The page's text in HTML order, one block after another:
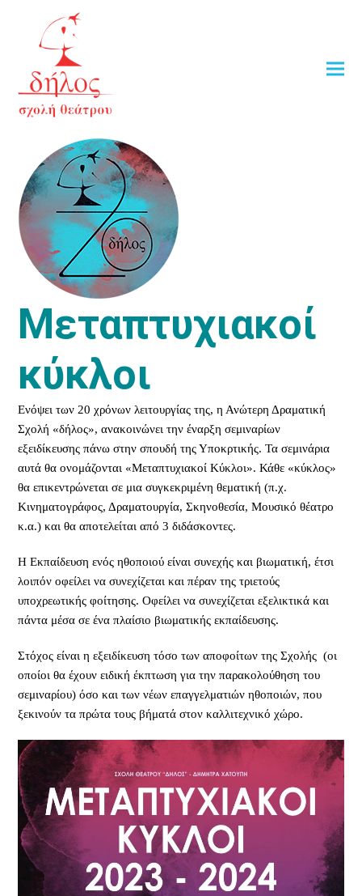
Μεταπτυχιακοί
κύκλοι
Ενόψει των 20 χρόνων λειτουργίας της, η Ανώτερη Δραματική
Σχολή «δήλος», ανακοινώνει την έναρξη σεμιναρίων
εξειδίκευσης πάνω στην σπουδή της Υποκρτικής. Τα σεμινάρια
αυτά θα ονομάζονται «Μεταπτυχιακοί Κύκλοι». Κάθε «κύκλος»
θα επικεντρώνεται σε μια συγκεκριμένη θεματική (π.χ.
Κινηματογράφος, Δραματουργία, Σκηνοθεσία, Μουσικό θέατρο
κ.α.) και θα αποτελείται από 3 διδάσκοντες.
Η Εκπαίδευση ενός ηθοποιού είναι συνεχής και βιωματική, έτσι
λοιπόν οφείλει να συνεχίζεται και πέραν της τριετούς
υποχρεωτικής φοίτησης. Οφείλει να συνεχίζεται εξελικτικά και
πάντα μέσα σε ένα πλαίσιο βιωματικής εκπαίδευσης.
Στόχος είναι η εξειδίκευση τόσο των αποφοίτων της Σχολής (οι
οποίοι θα έχουν ειδική έκπτωση για την παρακολούθηση του
σεμιναρίου) όσο και των νέων επαγγελματιών ηθοποιών, που
ξεκινούν τα πρώτα τους βήματά στον καλλιτεχνικό χώρο.